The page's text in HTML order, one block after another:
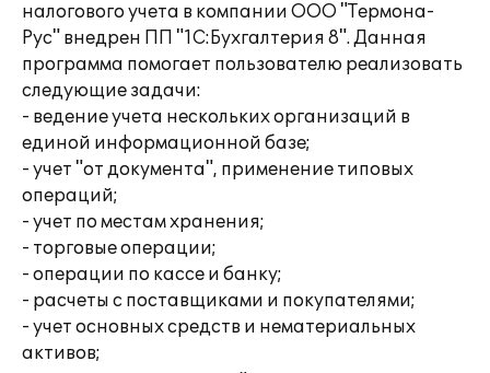
налогового учета в компании ООО "Термона-
Рус" внедрен ПП "1С:Бухгалтерия 8". Данная
программа помогает пользователю реализовать
следующие задачи:
- ведение учета нескольких организаций в
единой информационной базе;
- учет "от документа", применение типовых
операций;
- учет по местам хранения;
- торговые операции;
- операции по кассе и банку;
- расчеты с поставщиками и покупателями;
- учет основных средств и нематериальных
активов;